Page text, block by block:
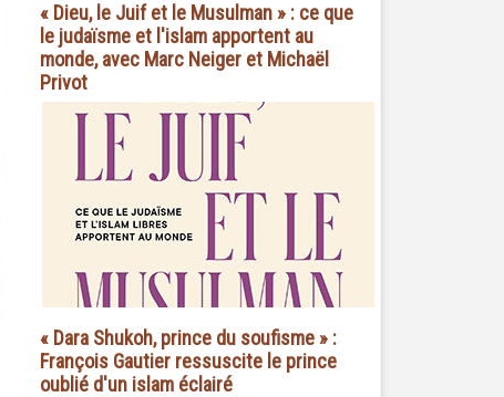
« Dieu, le Juif et le Musulman » : ce que
le judaïsme et l'islam apportent au
monde, avec Marc Neiger et Michaël
Privot
« Dara Shukoh, prince du soufisme » :
François Gautier ressuscite le prince
oublié d'un islam éclairé